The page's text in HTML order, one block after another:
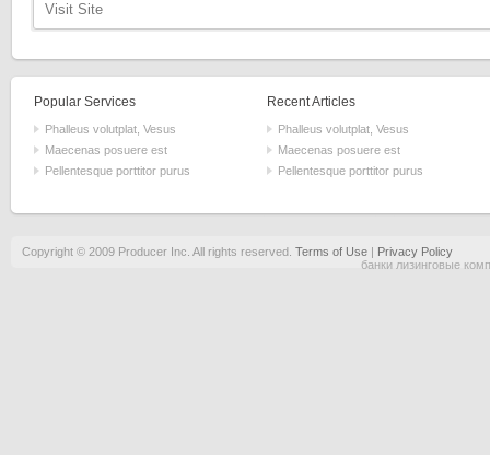
Visit Site
Popular Services
Phalleus volutplat, Vesus
Maecenas posuere est
Pellentesque porttitor purus
Recent Articles
Phalleus volutplat, Vesus
Maecenas posuere est
Pellentesque porttitor purus
Copyright © 2009 Producer Inc. All rights reserved. Terms of Use| Privacy Policy
банки лизинговые